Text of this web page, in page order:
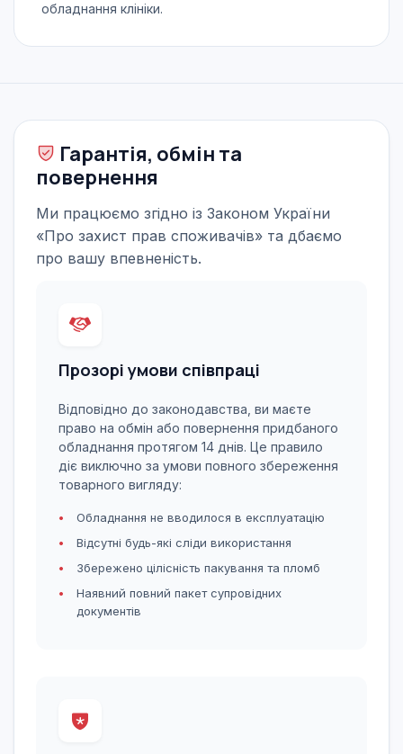
обладнання клініки.
Гарантія, обмін та
повернення
Ми працюємо згідно із Законом України
«Про захист прав споживачів» та дбаємо
про вашу впевненість.
Прозорі умови співпраці
Відповідно до законодавства, ви маєте
право на обмін або повернення придбаного
обладнання протягом 14 днів. Це правило
діє виключно за умови повного збереження
товарного вигляду:
Обладнання не вводилося в експлуатацію
Відсутні будь-які сліди використання
Збережено цілісність пакування та пломб
Наявний повний пакет супровідних
документів